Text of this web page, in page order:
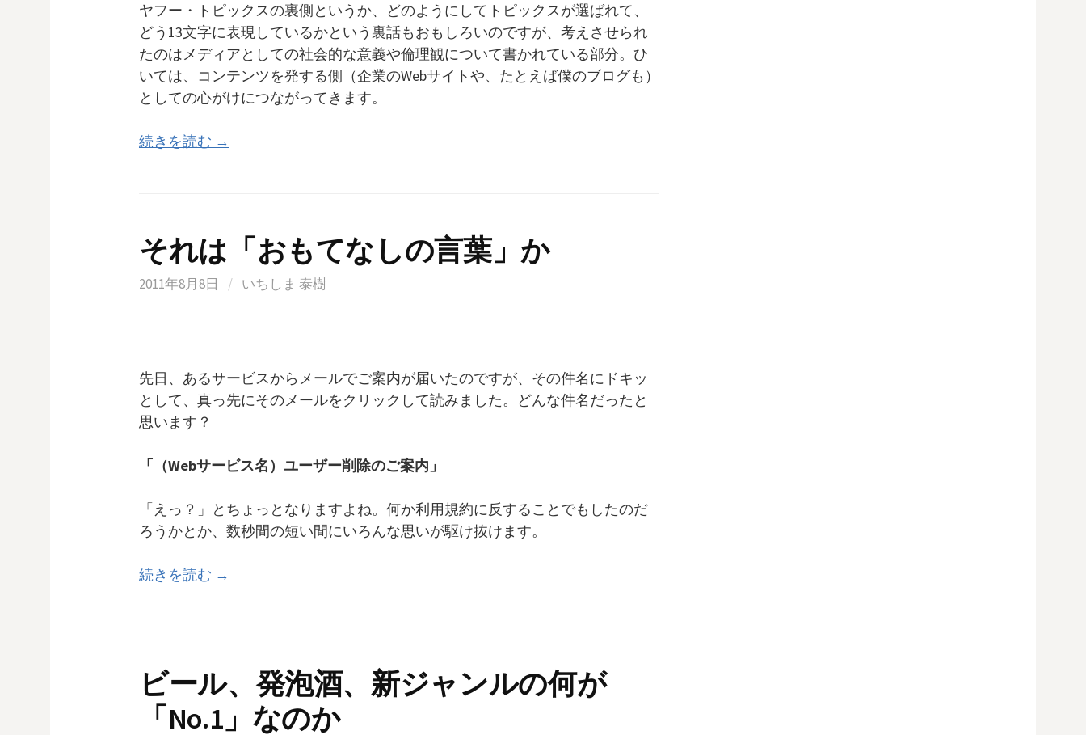
ヤフー・トピックスの裏側というか、どのようにしてトピックスが選ばれて、
どう13文字に表現しているかという裏話もおもしろいのですが、考えさせられ
たのはメディアとしての社会的な意義や倫理観について書かれている部分。ひ
いては、コンテンツを発する側（企業のWebサイトや、たとえば僕のブログも）
としての心がけにつながってきます。
続きを読む →
それは「おもてなしの言葉」か
2011年8月8日 / いちしま 泰樹
先日、あるサービスからメールでご案内が届いたのですが、その件名にドキッ
として、真っ先にそのメールをクリックして読みました。どんな件名だったと
思います？
「（Webサービス名）ユーザー削除のご案内」
「えっ？」とちょっとなりますよね。何か利用規約に反することでもしたのだ
ろうかとか、数秒間の短い間にいろんな思いが駆け抜けます。
続きを読む →
ビール、発泡酒、新ジャンルの何が
「No.1」なのか